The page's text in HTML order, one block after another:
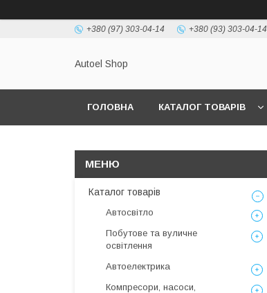
+380 (97) 303-04-14 +380 (93) 303-04-14
Autoel Shop
ГОЛОВНА КАТАЛОГ ТОВАРІВ
Каталог товарів
Автосвітло
Побутове та вуличне
освітлення
Автоелектрика
Компресори, насоси,